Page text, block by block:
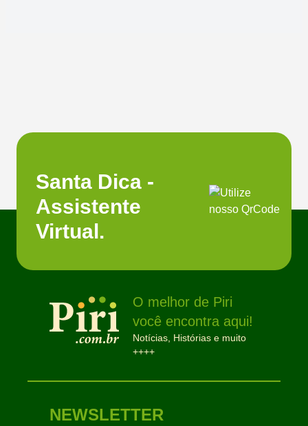
Santa Dica -
Assistente
Virtual.
O melhor de Piri
você encontra aqui!
Notícias, Histórias e muito
++++
NEWSLETTER